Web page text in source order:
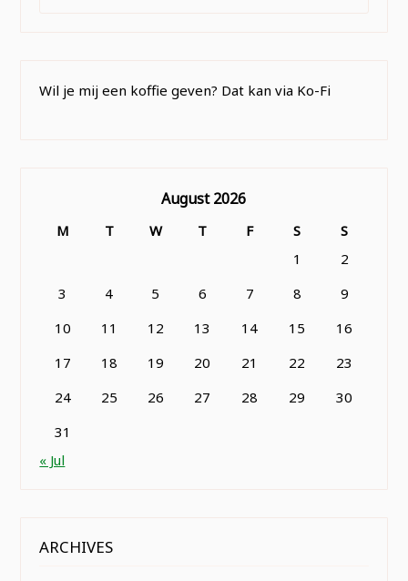
Wil je mij een koffie geven? Dat kan via Ko-Fi
August 2026
M T W T F S
S
1
2
3
4 5 6 7 8
9
10
11 12 13 14 15
16
17
18 19 20 21 22
23
24
25 26 27 28 29
30
31
« Jul
ARCHIVES